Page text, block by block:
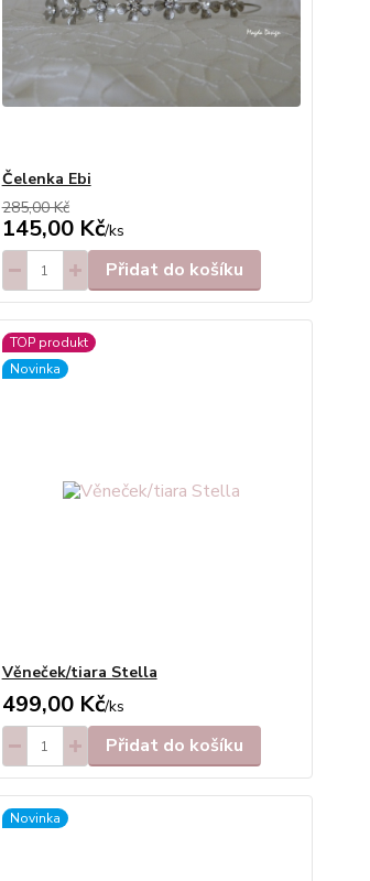
Čelenka Ebi
285,00 Kč
145,00 Kč/ks
Přidat do košíku
TOP produkt
Novinka
Věneček/tiara Stella
499,00 Kč/ks
Přidat do košíku
Novinka